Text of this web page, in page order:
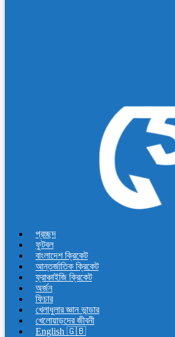
প্রচ্ছদ
ফুটবল
বাংলাদেশ ক্রিকেট
আন্তর্জাতিক ক্রিকেট
ফ্রাঞ্চাইজি ক্রিকেট
অর্জন
ফিচার
খেলাধুলার জ্ঞান ভান্ডার
খেলোয়াড়দের জীবনী
English 🇬🇧